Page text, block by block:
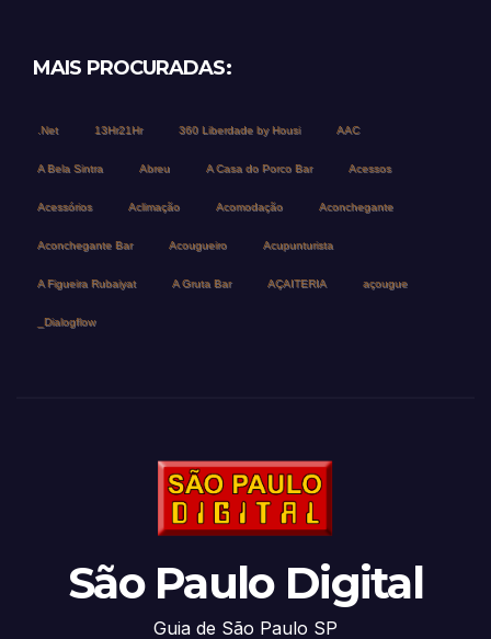
MAIS PROCURADAS:
.Net 13Hr21Hr 360 Liberdade by Housi AAC
A Bela Sintra Abreu A Casa do Porco Bar Acessos
Acessórios Aclimação Acomodação Aconchegante
Aconchegante Bar Acougueiro Acupunturista
A Figueira Rubaiyat A Gruta Bar AÇAITERIA açougue
_Dialogflow
São Paulo Digital
Guia de São Paulo SP